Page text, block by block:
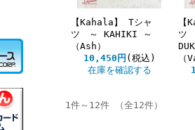
【Kahala】 Tシャ
ツ ～ KAHIKI ～
（Ash）
10,450円 (税込)
在庫を確認する
【
ツ
1件～12件 （全12件）